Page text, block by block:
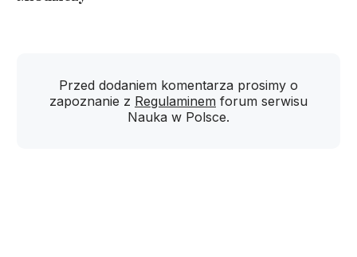
Przed dodaniem komentarza prosimy o
zapoznanie z Regulaminem forum serwisu
Nauka w Polsce.